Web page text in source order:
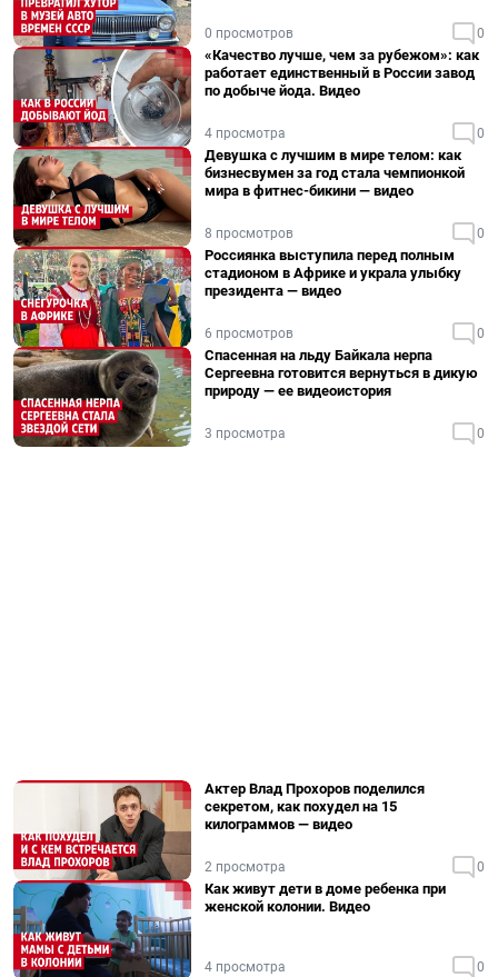
0 просмотров 0
«Качество лучше, чем за рубежом»: как
работает единственный в России завод
по добыче йода. Видео
4 просмотра 0
Девушка с лучшим в мире телом: как
бизнесвумен за год стала чемпионкой
мира в фитнес-бикини — видео
8 просмотров 0
Россиянка выступила перед полным
стадионом в Африке и украла улыбку
президента — видео
6 просмотров 0
Спасенная на льду Байкала нерпа
Сергеевна готовится вернуться в дикую
природу — ее видеоистория
3 просмотра 0
Актер Влад Прохоров поделился
секретом, как похудел на 15
килограммов — видео
2 просмотра 0
Как живут дети в доме ребенка при
женской колонии. Видео
4 просмотра 0